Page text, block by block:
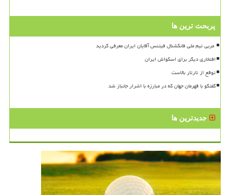
پربحث ترین ها
افتخاری دیگر برای اسکواش ایران
توقع از تارتار بالاست
گفتگو با قهرمان جهان که در مبارزه با اشرار جانباز شد
جدیدترین ها